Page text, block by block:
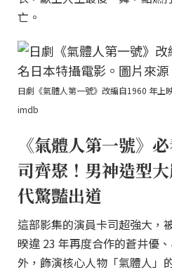
亡。
日劇《氣體人第一號》改編自1960 年上
imdb
《氣體人第一號》
司齊聚！男神造型
代驚豔出道
這部影集的演員卡司超強大，
暌違 23 年再度合作的蒼井優、
外，飾演核心人物「氣體人」